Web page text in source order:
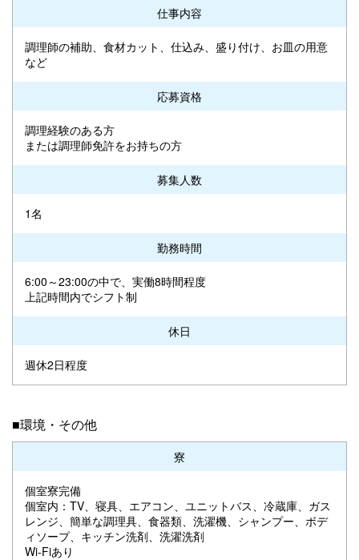
仕事内容
調理師の補助、食材カット、仕込み、盛り付け、お皿の用意
など
応募資格
調理経験のある方
または調理師免許をお持ちの方
募集人数
1名
勤務時間
6:00～23:00の中で、実働8時間程度
上記時間内でシフト制
休日
週休2日程度
■環境・その他
寮
個室寮完備
個室内：TV、寝具、エアコン、ユニットバス、冷蔵庫、ガス
レンジ、簡単な調理具、食器類、洗濯機、シャンプー、ボデ
ィソープ、キッチン洗剤、洗濯洗剤
Wi-Fiあり